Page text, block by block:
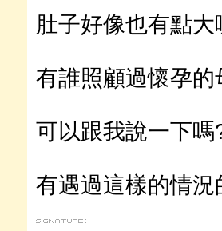
肚子好像也有點大
有誰照顧過懷孕
可以跟我說一下嗎
有遇過這樣的情